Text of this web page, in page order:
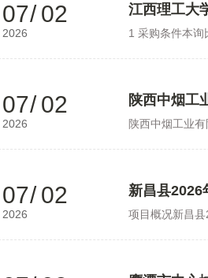
07/ 02
2026
江西理工大
1 采购条件本
07/ 02
2026
陕西中烟工
陕西中烟工业
07/ 02
2026
新昌县2026
项目概况新昌